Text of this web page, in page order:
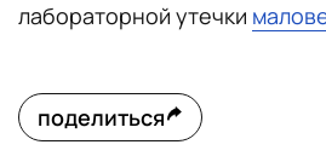
лабораторной утечки
поделиться